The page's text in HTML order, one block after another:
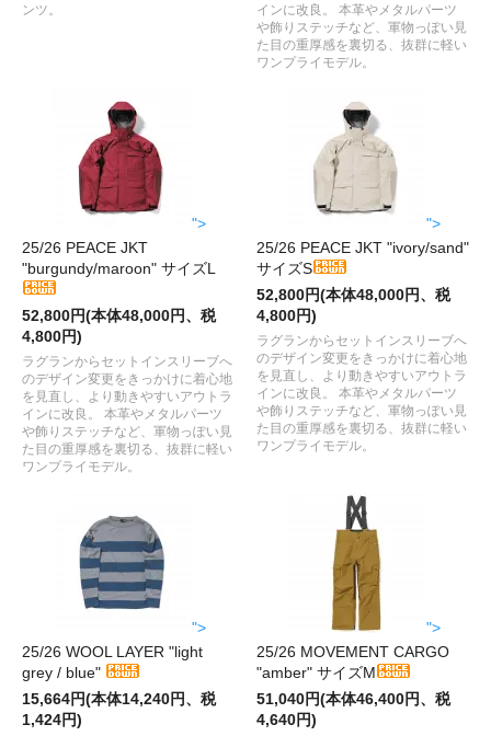
ンツ。
インに改良。 本革やメタルパーツ
や飾りステッチなど、軍物っぽい見
た目の重厚感を裏切る、抜群に軽い
ワンプライモデル。
">
25/26 PEACE JKT
"burgundy/maroon" サイズL
52,800円(本体48,000円、税
4,800円)
ラグランからセットインスリーブへ
のデザイン変更をきっかけに着心地
を見直し、より動きやすいアウトラ
インに改良。 本革やメタルパーツ
や飾りステッチなど、軍物っぽい見
た目の重厚感を裏切る、抜群に軽い
ワンプライモデル。
">
25/26 PEACE JKT "ivory/sand"
サイズS
52,800円(本体48,000円、税
4,800円)
ラグランからセットインスリーブへ
のデザイン変更をきっかけに着心地
を見直し、より動きやすいアウトラ
インに改良。 本革やメタルパーツ
や飾りステッチなど、軍物っぽい見
た目の重厚感を裏切る、抜群に軽い
ワンプライモデル。
">
25/26 WOOL LAYER "light
grey / blue"
15,664円(本体14,240円、税
1,424円)
">
25/26 MOVEMENT CARGO
"amber" サイズM
51,040円(本体46,400円、税
4,640円)